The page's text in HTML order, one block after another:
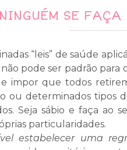
NINGUÉM SE
“leis” de saúde
pode ser padrão para
impor que todos
ou determinados tipos
Seja sábio e faça ao
particularidades.
estabelecer uma